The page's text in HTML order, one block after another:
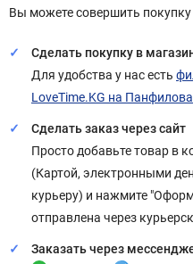
Вы можете совершить
Сделать покупку в
Для удобства у нас есть
LoveTime.KG на Панфилова
Сделать заказ через сайт
Просто добавьте товар в
(Картой, электронными
курьеру) и нажмите
отправлена через
Заказать через